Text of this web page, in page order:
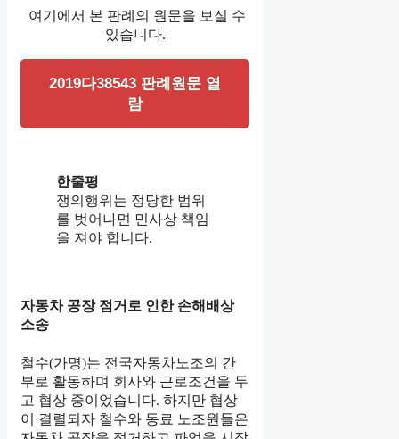
여기에서 본 판례의 원문을 보실 수
있습니다.
2019다38543 판례원문 열
람
한줄평
쟁의행위는 정당한 범위
를 벗어나면 민사상 책임
을 져야 합니다.
자동차 공장 점거로 인한 손해배상
소송
철수(가명)는 전국자동차노조의 간
부로 활동하며 회사와 근로조건을 두
고 협상 중이었습니다. 하지만 협상
이 결렬되자 철수와 동료 노조원들은